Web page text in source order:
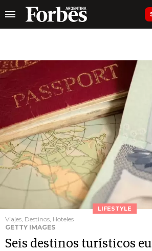
LIFESTYLE
Viajes, Destinos, Hoteles
GETTY IMAGES
Seis destinos turísticos